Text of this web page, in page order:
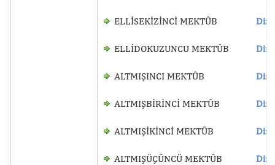
ELLİSEKİZİNCİ MEKTÛB
ELLİDOKUZUNCU MEKTÛB
ALTMIŞINCI MEKTÛB
ALTMIŞBİRİNCİ MEKTÛB
ALTMIŞİKİNCİ MEKTÛB
ALTMIŞÜÇÜNCÜ MEKTÛB